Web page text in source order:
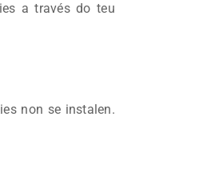
a través do teu
non se instalen.